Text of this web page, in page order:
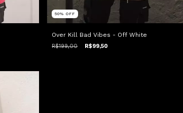
50%OFF
Over Kill Bad Vibes - Off White
R$199,00 R$99,50